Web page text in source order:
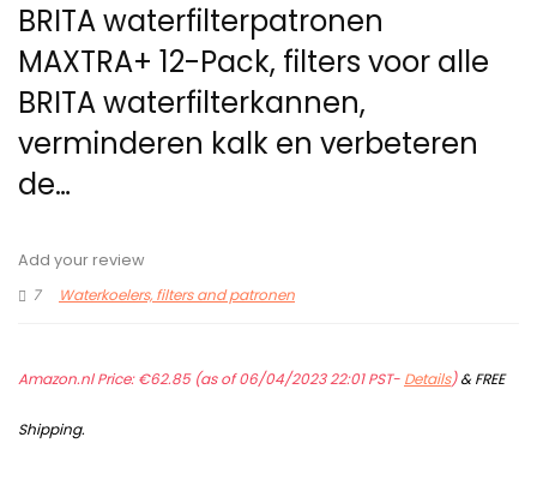
BRITA waterfilterpatronen
MAXTRA+ 12-Pack, filters voor alle
BRITA waterfilterkannen,
verminderen kalk en verbeteren
de…
Add your review
7
Waterkoelers, filters and patronen
Amazon.nl Price:€62.85(as of 06/04/2023 22:01 PST- Details)&FREE
Shipping.